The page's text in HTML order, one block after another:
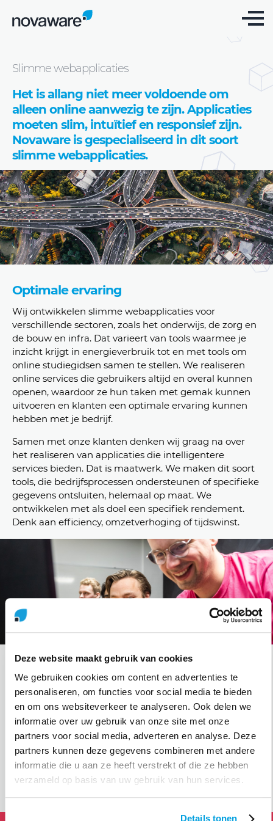
Deze website maakt gebruik van cookies
We gebruiken cookies om content en advertenties te
personaliseren, om functies voor social media te bieden
en om ons websiteverkeer te analyseren. Ook delen we
informatie over uw gebruik van onze site met onze
partners voor social media, adverteren en analyse. Deze
partners kunnen deze gegevens combineren met andere
informatie die u aan ze heeft verstrekt of die ze hebben
verzameld op basis van uw gebruik van hun services.
Details tonen
Website laten maken: gebruiksvriendelijk en
Slimme webapplicaties
Het is allang niet meer voldoende om
alleen online aanwezig te zijn. Applicaties
moeten slim, intuïtief en responsief zijn.
Novaware is gespecialiseerd in dit soort
slimme webapplicaties.
Optimale ervaring
Wij ontwikkelen slimme webapplicaties voor
verschillende sectoren, zoals het onderwijs, de zorg en
de bouw en infra. Dat varieert van tools waarmee je
inzicht krijgt in energieverbruik tot en met tools om
online studiegidsen samen te stellen. We realiseren
online services die gebruikers altijd en overal kunnen
openen, waardoor ze hun taken met gemak kunnen
uitvoeren en klanten een optimale ervaring kunnen
hebben met je bedrijf.
Samen met onze klanten denken wij graag na over
het realiseren van applicaties die intelligentere
services bieden. Dat is maatwerk. We maken dit soort
tools, die bedrijfsprocessen ondersteunen of specifieke
gegevens ontsluiten, helemaal op maat. We
ontwikkelen met als doel een specifiek rendement.
Denk aan efficiency, omzetverhoging of tijdswinst.
Kennisdelen
Het is voor ons steeds een uitdaging om up-to-date te
blijven in de snelle evolutie van de technologie en
beveiliging. Vandaar ook dat we met ons team
regelmatig kennis verzamelen tijdens trainingen en
events. De kennis die we opdoen wordt onderling
weer gedeeld tijdens kennissessies.